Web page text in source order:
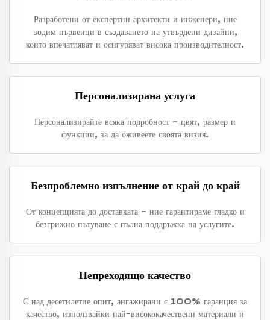
Разработени от експертни архитекти и инженери, ние
водим първенци в създаването на утвърдени дизайни,
които впечатляват и осигуряват висока производителност.
Персонализирана услуга
Персонализирайте всяка подробност – цвят, размер и
функции, за да оживеете своята визия.
Безпроблемно изпълнение от край до край
От концепцията до доставката – ние гарантираме гладко и
безгрижно пътуване с пълна поддръжка на услугите.
Непреходящо качество
С над десетилетие опит, ангажирани с 100% гаранция за
качество, използвайки най-висококачествени материали и